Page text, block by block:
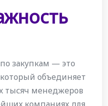
закупкам — это
объединяет
тысяч менеджеров
компаниях для